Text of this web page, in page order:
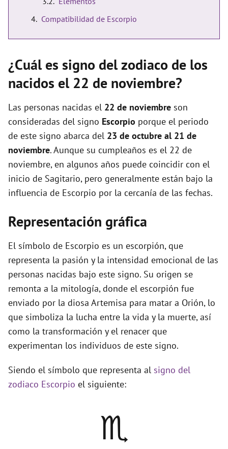
Compatibilidad de Escorpio
¿Cuál es signo del zodiaco de los
nacidos el 22 de noviembre?
Las personas nacidas el 22 de noviembre son
consideradas del signo Escorpio porque el periodo
de este signo abarca del 23 de octubre al 21 de
noviembre. Aunque su cumpleaños es el 22 de
noviembre, en algunos años puede coincidir con el
inicio de Sagitario, pero generalmente están bajo la
influencia de Escorpio por la cercanía de las fechas.
Representación gráfica
El símbolo de Escorpio es un escorpión, que
representa la pasión y la intensidad emocional de las
personas nacidas bajo este signo. Su origen se
remonta a la mitología, donde el escorpión fue
enviado por la diosa Artemisa para matar a Orión, lo
que simboliza la lucha entre la vida y la muerte, así
como la transformación y el renacer que
experimentan los individuos de este signo.
Siendo el símbolo que representa al signo del
zodiaco Escorpio el siguiente:
♏